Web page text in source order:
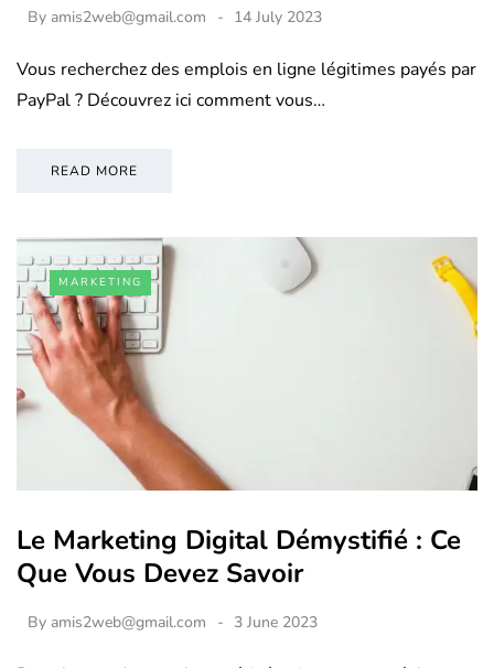
By amis2web@gmail.com 14 July 2023
Vous recherchez des emplois en ligne légitimes payés par
PayPal ? Découvrez ici comment vous…
READ MORE
MARKETING
Le Marketing Digital Démystifié : Ce
Que Vous Devez Savoir
By amis2web@gmail.com 3 June 2023